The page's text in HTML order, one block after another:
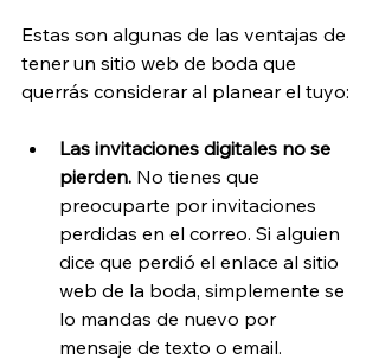
Estas son algunas de las ventajas de
tener un sitio web de boda que
querrás considerar al planear el tuyo:
Las invitaciones digitales no se
pierden. No tienes que
preocuparte por invitaciones
perdidas en el correo. Si alguien
dice que perdió el enlace al sitio
web de la boda, simplemente se
lo mandas de nuevo por
mensaje de texto o email.